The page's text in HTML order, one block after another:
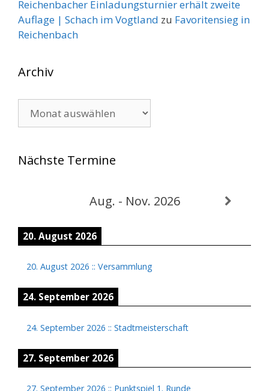
Reichenbacher Einladungsturnier erhält zweite
Auflage | Schach im Vogtland zu Favoritensieg in
Reichenbach
Archiv
Nächste Termine
Aug. - Nov. 2026
20. August 2026
20. August 2026 :: Versammlung
24. September 2026
24. September 2026 :: Stadtmeisterschaft
27. September 2026
27. September 2026 :: Punktspiel 1. Runde